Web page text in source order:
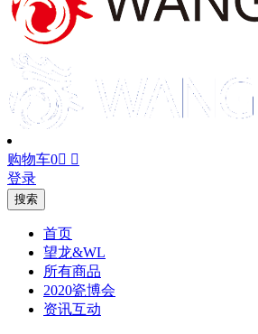
购物车0 
登录
搜索
首页
望龙&WL
所有商品
2020瓷博会
资讯互动